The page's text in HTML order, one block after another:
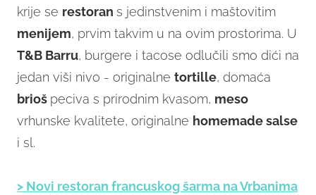
krije se restoran s jedinstvenim i maštovitim
menijem, prvim takvim u na ovim prostorima. U
T&B Barru, burgere i tacose odlučili smo dići na
jedan viši nivo - originalne tortille, domaća
brioš peciva s prirodnim kvasom, meso
vrhunske kvalitete, originalne homemade salse
i sl.
> Novi restoran francuskog šarma na Vrbanima